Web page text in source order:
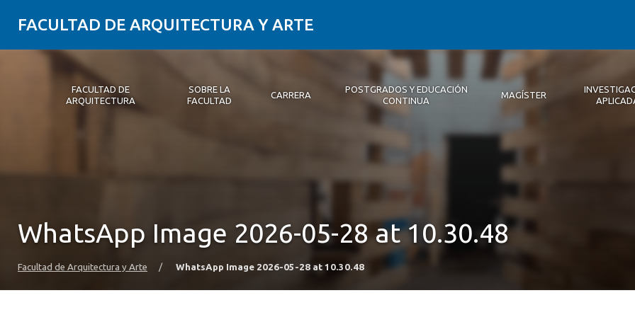
FACULTAD DE ARQUITECTURA Y ARTE
FACULTAD DE
ARQUITECTURA
SOBRE LA
FACULTAD
Autoridades
Infraestructura
CARRERA
Descripción
POSTGRADOS Y EDUCACIÓN
CONTINUA
Magíster
MAGÍSTER
Noticias 2026
Publicaciones
WhatsApp Image 2026-05-28 at 10.30.48
Facultad de Arquitectura y Arte / WhatsApp Image 2026-05-28 at 10.30.48